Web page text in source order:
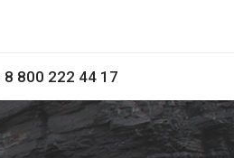
8 800 222 44 17